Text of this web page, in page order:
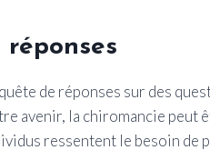
de réponses sur des
avenir, la chiromancie peut
ressentent le besoin